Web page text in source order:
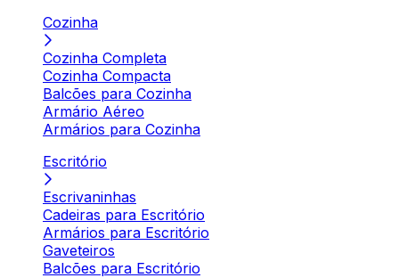
Cozinha
Cozinha Completa
Cozinha Compacta
Balcões para Cozinha
Armário Aéreo
Armários para Cozinha
Escritório
Escrivaninhas
Cadeiras para Escritório
Armários para Escritório
Gaveteiros
Balcões para Escritório